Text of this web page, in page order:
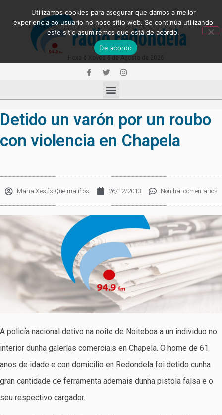
Detido un varón por un roubo
con violencia en Chapela
Maria Xesús Queimaliños 26/12/2013 Non hai comentarios
A policía nacional detivo na noite de Noiteboa a un individuo no
interior dunha galerías comerciais en Chapela. O home de 61
anos de idade e con domicilio en Redondela foi detido cunha
gran cantidade de ferramenta ademais dunha pistola falsa e o
seu respectivo cargador.
Utilizamos cookies para asegurar que damos a mellor
experiencia ao usuario no noso sitio web. Se continúa utilizando
este sitio asumiremos que está de acordo.
De acordo